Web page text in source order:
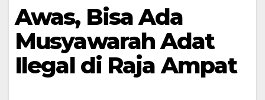
Awas, Bisa Ada
Musyawarah Adat
Ilegal di Raja Ampat